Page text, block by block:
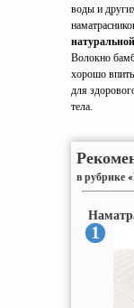
воды и
натуральной
Волокно
хорошо
для
тела.
в рубрике
1